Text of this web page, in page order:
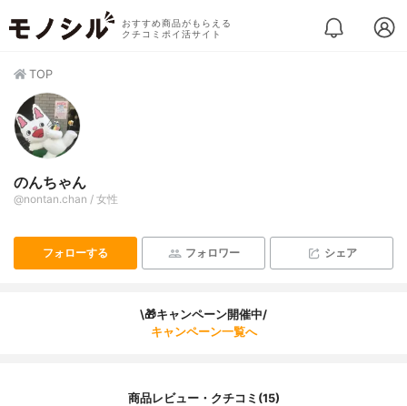
おすすめ商品がもらえる
クチコミポイ活サイト
TOP
のんちゃん
@nontan.chan / 女性
フォローする フォロワー シェア
\🎁キャンペーン開催中/
キャンペーン一覧へ
商品レビュー・クチコミ(15)